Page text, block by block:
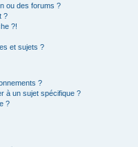
ou des forums ?
?
?!
et sujets ?
?
à un sujet spécifique ?
?